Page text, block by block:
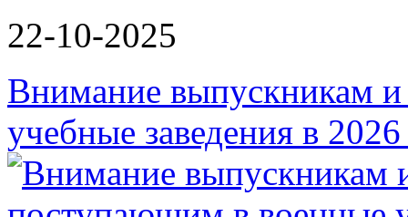
22-10-2025
Внимание выпускникам
учебные заведения в